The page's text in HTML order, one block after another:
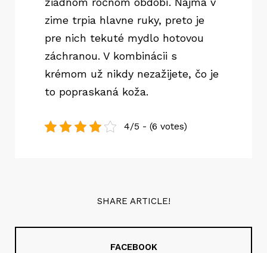
zime trpia hlavne ruky, preto je
pre nich tekuté mydlo hotovou
záchranou. V kombinácii s
krémom už nikdy nezažijete, čo je
to popraskaná koža.
4/5 - (6 votes)
SHARE ARTICLE!
FACEBOOK